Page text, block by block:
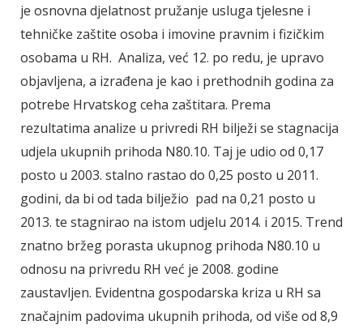
je osnovna djelatnost pružanje usluga tjelesne i
tehničke zaštite osoba i imovine pravnim i fizičkim
osobama u RH. Analiza, već 12. po redu, je upravo
objavljena, a izrađena je kao i prethodnih godina za
potrebe Hrvatskog ceha zaštitara. Prema
rezultatima analize u privredi RH bilježi se stagnacija
udjela ukupnih prihoda N80.10. Taj je udio od 0,17
posto u 2003. stalno rastao do 0,25 posto u 2011.
godini, da bi od tada bilježio pad na 0,21 posto u
2013. te stagnirao na istom udjelu 2014. i 2015. Trend
znatno bržeg porasta ukupnog prihoda N80.10 u
odnosu na privredu RH već je 2008. godine
zaustavljen. Evidentna gospodarska kriza u RH sa
značajnim padovima ukupnih prihoda, od više od 8,9